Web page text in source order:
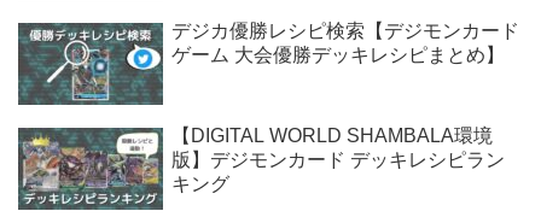
デジカ優勝レシピ検索【デジモンカード
ゲーム 大会優勝デッキレシピまとめ】
【DIGITAL WORLD SHAMBALA環境
版】デジモンカード デッキレシピラン
キング